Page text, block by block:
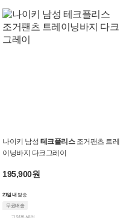
나이키 남성 테크플리스조거팬츠 트레
이닝바지 다크그레이
195,900원
21일 내 발송
무료배송